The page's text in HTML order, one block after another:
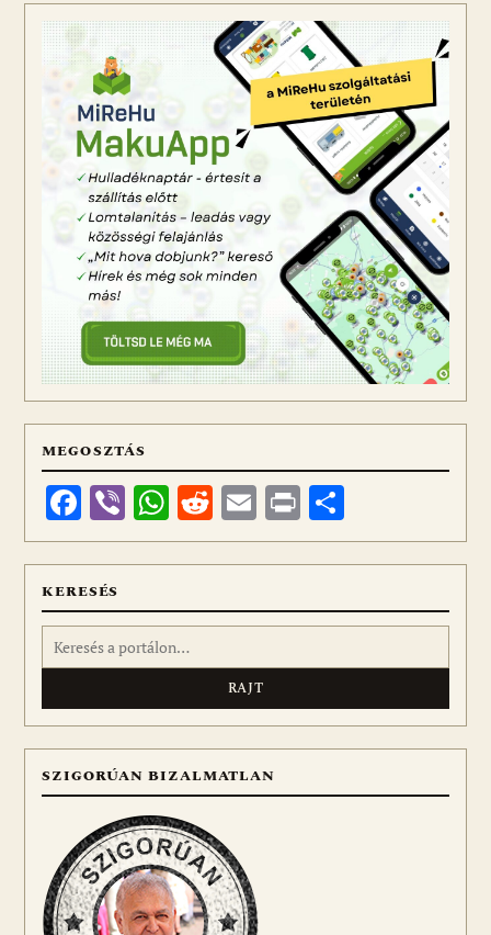
MEGOSZTÁS
Facebook
ViberWhatsApp
Reddit
Email
Print
meg
KERESÉS
Keresés:
SZIGORÚAN BIZALMATLAN